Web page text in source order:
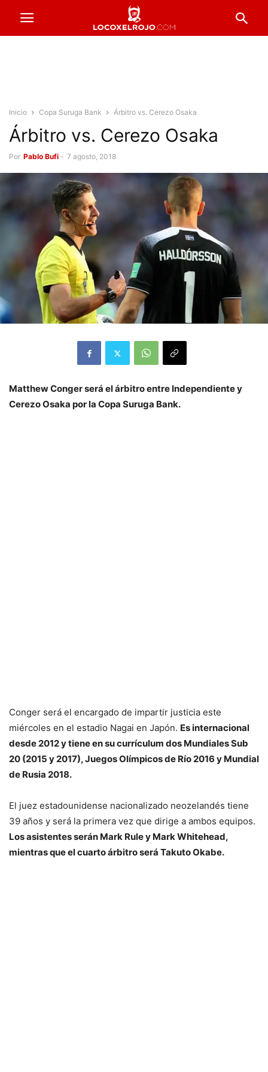
Inicio Copa Suruga Bank Árbitro vs. Cerezo Osaka
Árbitro vs. Cerezo Osaka
Por Pablo Bufi - 7 agosto, 2018
Matthew Conger será el árbitro entre Independiente y
Cerezo Osaka por la Copa Suruga Bank.
Conger será el encargado de impartir justicia este
miércoles en el estadio Nagai en Japón. Es internacional
desde 2012 y tiene en su currículum dos Mundiales Sub
20 (2015 y 2017), Juegos Olímpicos de Río 2016 y Mundial
de Rusia 2018.
El juez estadounidense nacionalizado neozelandés tiene
39 años y será la primera vez que dirige a ambos equipos.
Los asistentes serán Mark Rule y Mark Whitehead,
mientras que el cuarto árbitro será Takuto Okabe.